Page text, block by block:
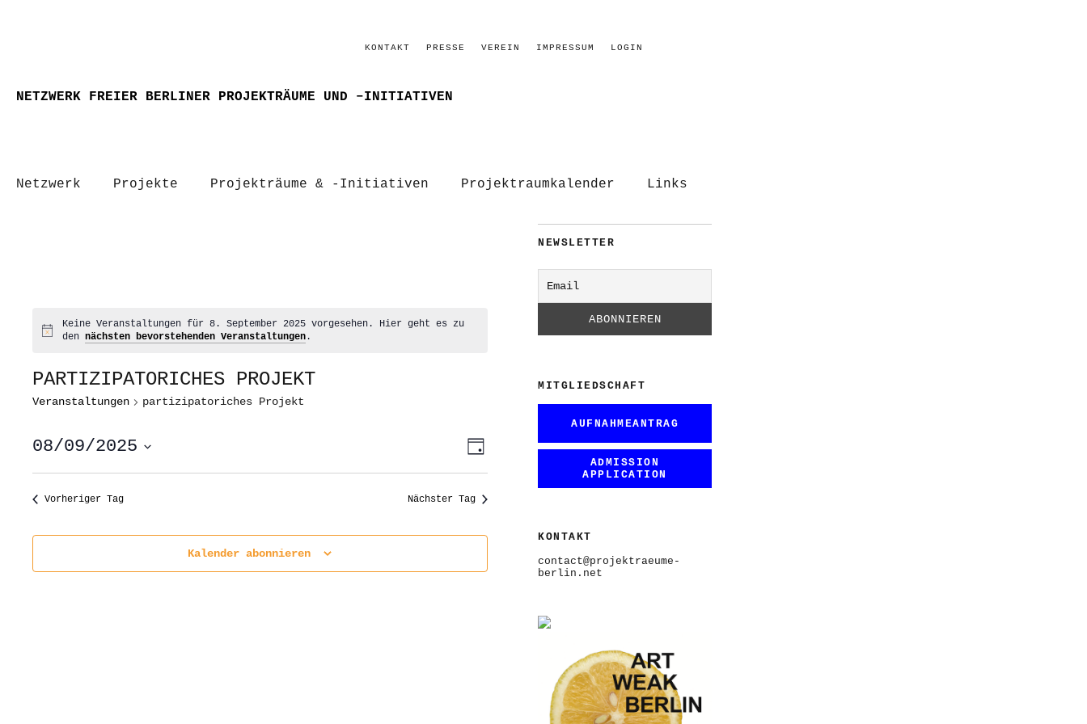
KONTAKT PRESSE VEREIN IMPRESSUM LOGIN
NETZWERK FREIER BERLINER PROJEKTRÄUME UND –INITIATIVEN
Netzwerk Projekte Projekträume & -Initiativen Projektraumkalender Links
Hinweis
Keine Veranstaltungen für 8. September 2025 vorgesehen. Hier geht es zu
dennächsten bevorstehenden Veranstaltungen .
PARTIZIPATORICHES PROJEKT
Veranstaltungen partizipatoriches Projekt
ANSICHTEN-
NAVIGATION
VERANSTALTUNG
ANSICHTEN-
Tag
08/09/2025
wählen.
Vorheriger Tag Nächster Tag
Kalender abonnieren
NEWSLETTER
MITGLIEDSCHAFT
AUFNAHMEANTRAG
ADMISSION
APPLICATION
KONTAKT
contact@projektraeume-
berlin.net